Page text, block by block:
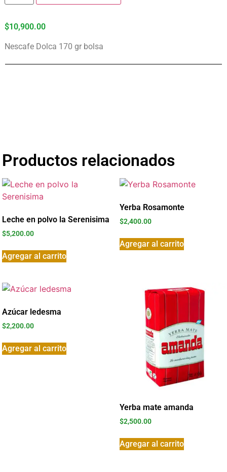
$10,900.00
Nescafe Dolca 170 gr bolsa
Productos relacionados
Leche en polvo la Serenisima
$5,200.00
Agregar al carrito
Yerba Rosamonte
$2,400.00
Agregar al carrito
Azúcar ledesma
$2,200.00
Agregar al carrito
Yerba mate amanda
$2,500.00
Agregar al carrito